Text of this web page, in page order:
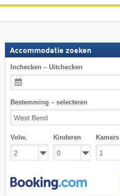
Accommodatie zoeken
Inchecken – Uitchecken
Bestemming – selecteren
Volw. Kinderen Kamers